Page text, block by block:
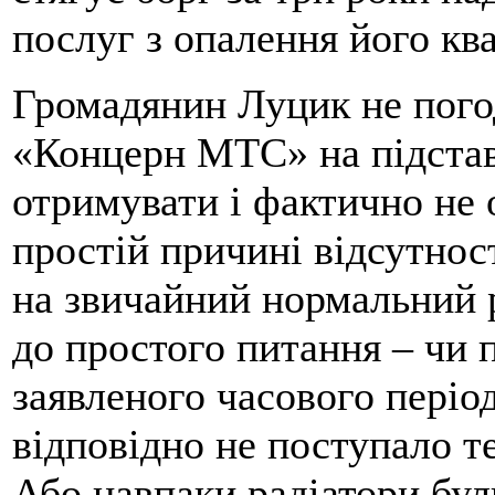
послуг з опалення його
Громадянин Луцик не
«Концерн МТС» на
отримувати і фактично
простій причині
на звичайний нормальний
до простого питання – чи
заявленого часового
відповідно не поступало